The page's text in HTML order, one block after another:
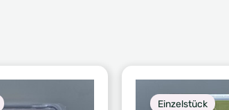
Einzelstück